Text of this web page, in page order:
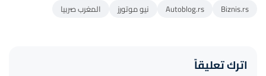
Biznis.rs
Autoblog.rs نيو موتورز المغرب صربيا
اترك تعليقاً